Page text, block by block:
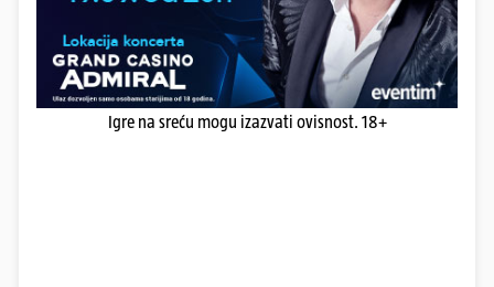
Igre na sreću mogu izazvati ovisnost. 18+